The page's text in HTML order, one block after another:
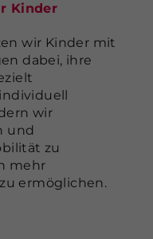
Kinder
wir Kinder mit
dabei, ihre
wir
und
zu
mehr
ermöglichen.